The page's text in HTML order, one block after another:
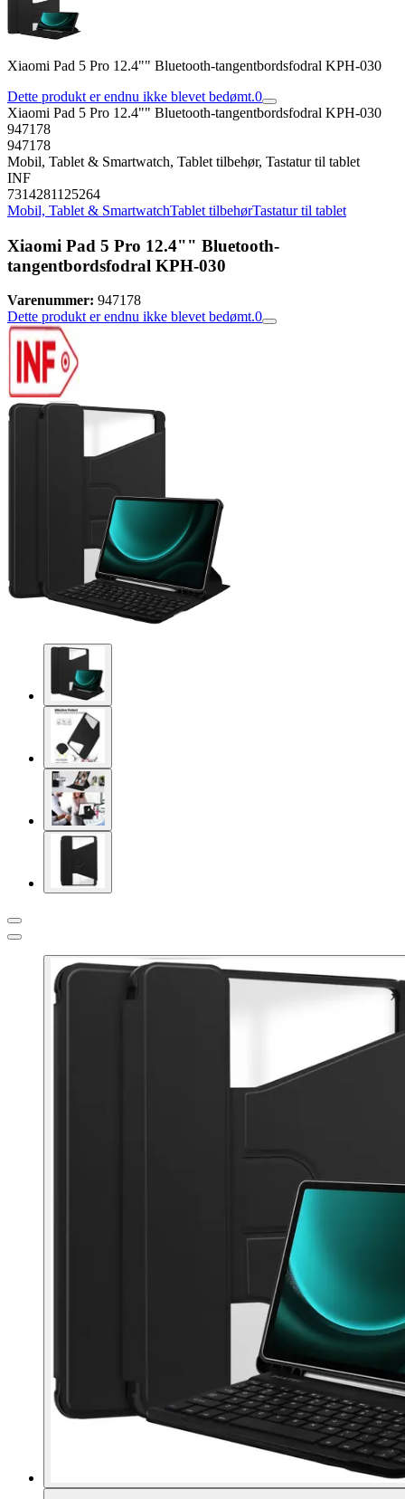
Xiaomi Pad 5 Pro 12.4"" Bluetooth-tangentbordsfodral KPH-030
Dette produkt er endnu ikke blevet bedømt.0
Xiaomi Pad 5 Pro 12.4"" Bluetooth-tangentbordsfodral KPH-030
947178
947178
Mobil, Tablet & Smartwatch, Tablet tilbehør, Tastatur til tablet
INF
7314281125264
Mobil, Tablet & SmartwatchTablet tilbehørTastatur til tablet
Xiaomi Pad 5 Pro 12.4"" Bluetooth-
tangentbordsfodral KPH-030
Varenummer: 947178
Dette produkt er endnu ikke blevet bedømt.0